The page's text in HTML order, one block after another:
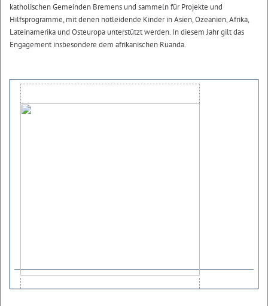
katholischen Gemeinden Bremens und sammeln für Projekte und
Hilfsprogramme, mit denen notleidende Kinder in Asien, Ozeanien, Afrika,
Lateinamerika und Osteuropa unterstützt werden. In diesem Jahr gilt das
Engagement insbesondere dem afrikanischen Ruanda.